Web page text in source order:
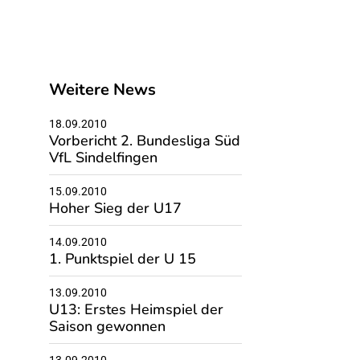
Weitere News
18.09.2010
Vorbericht 2. Bundesliga Süd
VfL Sindelfingen
15.09.2010
Hoher Sieg der U17
14.09.2010
1. Punktspiel der U 15
13.09.2010
U13: Erstes Heimspiel der
Saison gewonnen